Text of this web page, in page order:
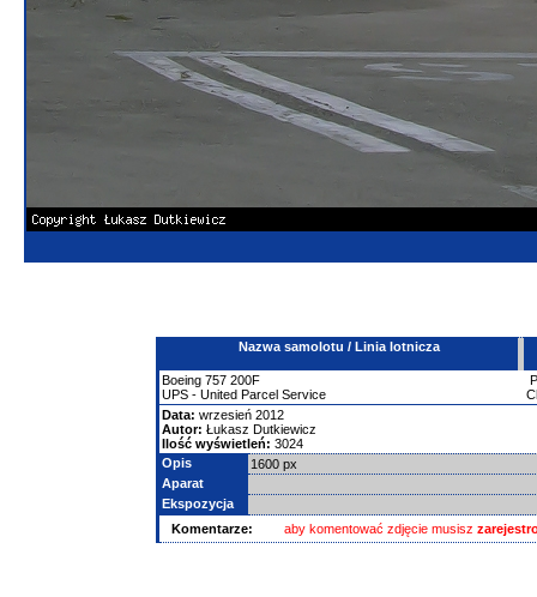
Nazwa samolotu / Linia lotnicza
Boeing 757 200F
UPS - United Parcel Service
Data: wrzesień 2012
Autor: Łukasz Dutkiewicz
Ilość wyświetleń: 3024
Opis
1600 px
Aparat
Ekspozycja
Komentarze:
aby komentować zdjęcie musisz